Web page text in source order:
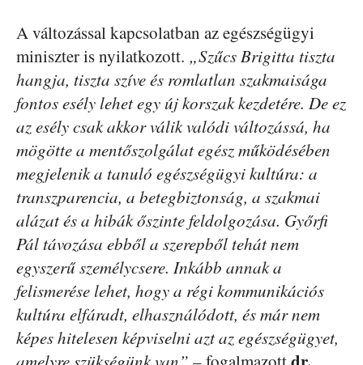
A változással kapcsolatban az egészségügyi
miniszter is nyilatkozott. „Szűcs Brigitta tiszta
hangja, tiszta szíve és romlatlan szakmaisága
fontos esély lehet egy új korszak kezdetére. De ez
az esély csak akkor válik valódi változássá, ha
mögötte a mentőszolgálat egész működésében
megjelenik a tanuló egészségügyi kultúra: a
transzparencia, a betegbiztonság, a szakmai
alázat és a hibák őszinte feldolgozása. Győrfi
Pál távozása ebből a szerepből tehát nem
egyszerű személycsere. Inkább annak a
felismerése lehet, hogy a régi kommunikációs
kultúra elfáradt, elhasználódott, és már nem
képes hitelesen képviselni azt az egészségügyet,